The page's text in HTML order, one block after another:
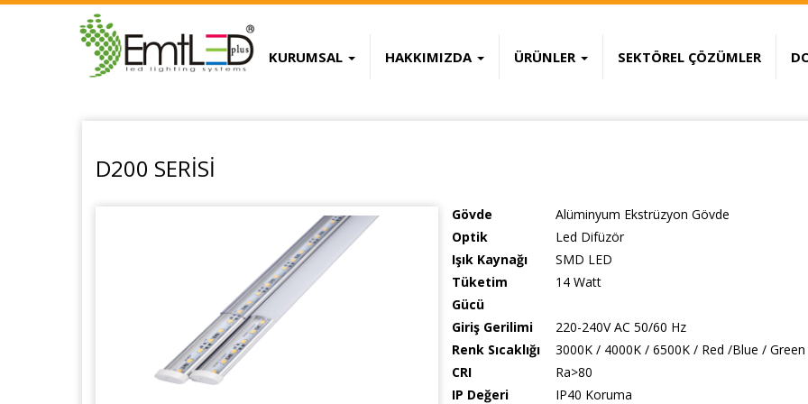
Handbags ReplicaFake Jewelry OnlineHigh Quality Replica HandbagsLouis
KURUMSAL HAKKIMIZDA ÜRÜNLER SEKTÖREL ÇÖZÜMLER
D200 SERİSİ
Gövde
Alüminyum Ekstrüzyon Gövde
Optik
Led Difüzör
Işık Kaynağı
SMD LED
Tüketim
Gücü
14 Watt
Giriş Gerilimi
220-240V AC 50/60 Hz
Renk Sıcaklığı
3000K / 4000K / 6500K / Red /Blue / Green
CRI
Ra>80
IP Değeri
IP40 Koruma